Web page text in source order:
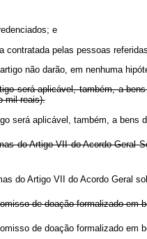
e
pelas pessoas
não darão, em nenhuma
será aplicável, também, a
mil reais).
será aplicável, também, a bens
do Artigo VII do Acordo
do Artigo VII do Acordo Geral
de doação formalizado
de doação formalizado